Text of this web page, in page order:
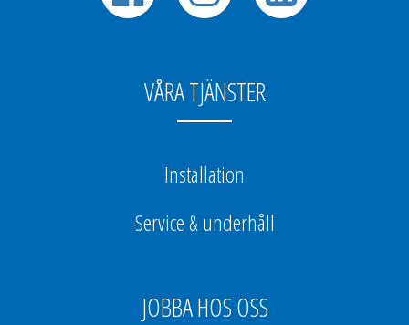
VÅRA TJÄNSTER
Installation
Service & underhåll
JOBBA HOS OSS